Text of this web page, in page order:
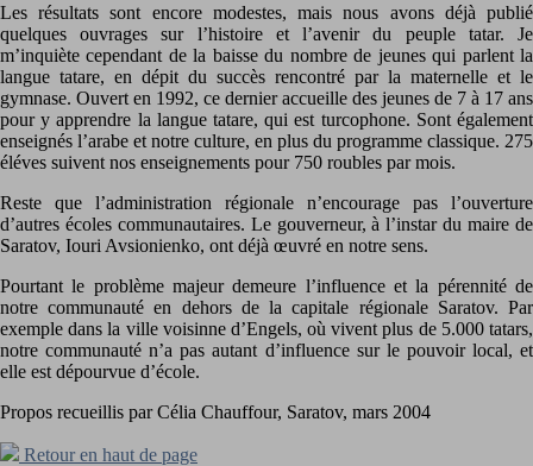
Les résultats sont encore modestes, mais nous avons déjà publié
quelques ouvrages sur l’histoire et l’avenir du peuple tatar. Je
m’inquiète cependant de la baisse du nombre de jeunes qui parlent la
langue tatare, en dépit du succès rencontré par la maternelle et le
gymnase. Ouvert en 1992, ce dernier accueille des jeunes de 7 à 17 ans
pour y apprendre la langue tatare, qui est turcophone. Sont également
enseignés l’arabe et notre culture, en plus du programme classique. 275
éléves suivent nos enseignements pour 750 roubles par mois.
Reste que l’administration régionale n’encourage pas l’ouverture
d’autres écoles communautaires. Le gouverneur, à l’instar du maire de
Saratov, Iouri Avsionienko, ont déjà œuvré en notre sens.
Pourtant le problème majeur demeure l’influence et la pérennité de
notre communauté en dehors de la capitale régionale Saratov. Par
exemple dans la ville voisinne d’Engels, où vivent plus de 5.000 tatars,
notre communauté n’a pas autant d’influence sur le pouvoir local, et
elle est dépourvue d’école.
Propos recueillis par Célia Chauffour, Saratov, mars 2004
Retour en haut de page